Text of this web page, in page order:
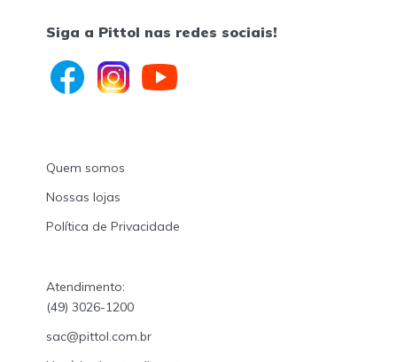
Siga a Pittol nas redes sociais!
Quem somos
Nossas lojas
Política de Privacidade
Atendimento:
(49) 3026-1200
sac@pittol.com.br